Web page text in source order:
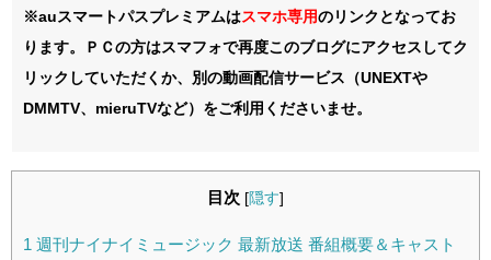
※auスマートパスプレミアムはスマホ専用のリンクとなってお
ります。ＰＣの方はスマフォで再度このブログにアクセスしてク
リックしていただくか、別の動画配信サービス（UNEXTや
DMMTV、mieruTVなど）をご利用くださいませ。
目次 [隠す]
1 週刊ナイナイミュージック 最新放送 番組概要＆キャスト